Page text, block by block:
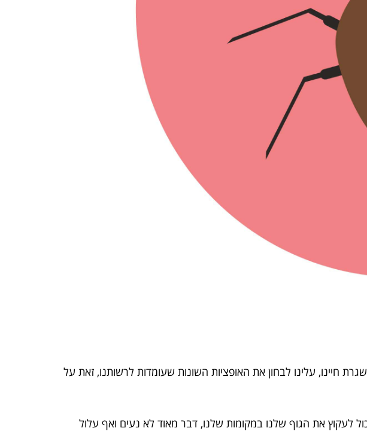
חיינו, עלינו לבחון את האופציות השונות שעומדות לרשותנו, זאת על
לעקוץ את הגוף שלנו במקומות שלנו, דבר מאוד לא נעים ואף עלול